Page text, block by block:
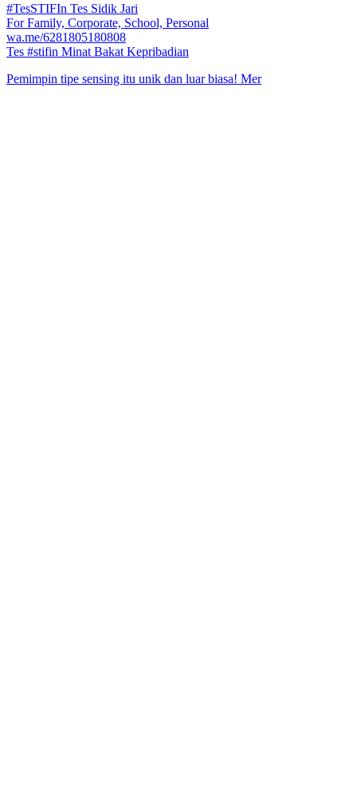
#TesSTIFIn Tes Sidik Jari
For Family, Corporate, School, Personal
wa.me/6281805180808
Tes #stifin Minat Bakat Kepribadian
Pemimpin tipe sensing itu unik dan luar biasa! Mer